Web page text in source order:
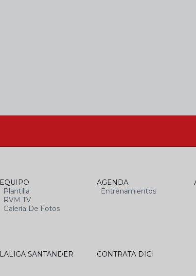
EQUIPO
Plantilla
RVM TV
Galería De Fotos
AGENDA
Entrenamientos
LALIGA SANTANDER CONTRATA DIGI